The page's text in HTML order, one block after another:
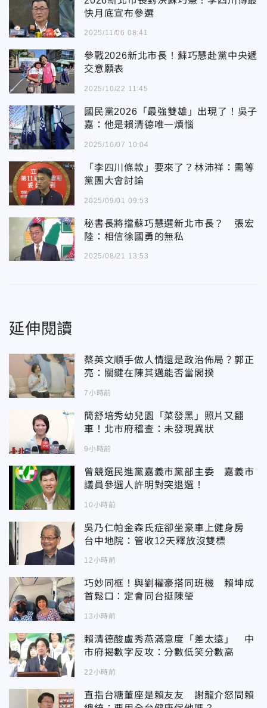
快月底宣布參選
2025/11/06 08:41
參戰2026新北市長！蘇巧慧赴黨中央遞
交意願表
2025/10/22 11:45
國民黨2026「最強雙雄」出現了！吳子
嘉：他是賴清德唯一煩惱
2025/10/07 10:04
「李四川條款」要來了？林沛祥：需等
黨團大會討論
2025/09/01 09:53
秘書長將擋蘇巧慧選新北市長？ 張宏
陸：相信徐國勇的無私
2025/08/21 13:53
延伸閱讀
蔡英文順手做人情還是政治佈局？郭正
亮：關鍵在陳其邁能否當閣揆
7小時前
簡舒培秀幼兒園「菜發黑」照片又翻
車！北市府稽查：未發現異狀
9小時前
曾競選民進黨嘉義市黨部主委 嘉義市
議員參選人許明對突退選！
10小時前
吳乃仁帕金森氏症卻坐豪車上健身房
台中地院：管收12天釋放沒雙標
12小時前
巧妙同框！與劉櫂豪搭同班機 賴坤成
首鬆口：定會同台挺陳瑩
13小時前
賴清德酸盧秀燕滿意度「差太遠」 中
市府揭數字反攻：分數低笑分數高
22小時前
直指台糖董座是賴友友 謝龍介怒問賴